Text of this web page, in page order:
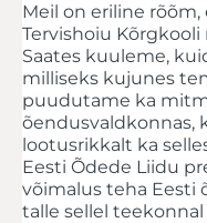
Meil on eriline rõõm,
Tervishoiu
Saates kuuleme,
milliseks kujunes
puudutame ka
õendusvaldkonnas,
lootusrikkalt ka
Eesti Õdede Liidu
võimalus teha Eesti
talle sellel teekonnal